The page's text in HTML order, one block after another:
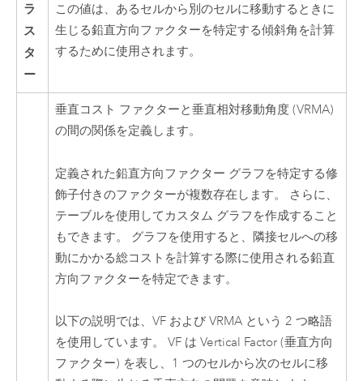
ラ
ス
タ
ー
この値は、あるセルから別のセルに移動するときに
生じる鉛直方向ファクターを特定する傾斜角を計算
するために使用されます。
垂直コスト ファクターと垂直相対移動角度 (VRMA)
の間の関係を定義します。
定義された鉛直方向ファクター グラフを特定する修
飾子付きのファクターが複数存在します。 さらに、
テーブルを使用してカスタム グラフを作成すること
もできます。 グラフを使用すると、隣接セルへの移
動にかかる総コストを計算する際に使用される鉛直
方向ファクターを特定できます。
以下の説明では、VF および VRMA という 2 つ略語
を使用しています。 VF は Vertical Factor (垂直方向
ファクター) を表し、1 つのセルから次のセルに移